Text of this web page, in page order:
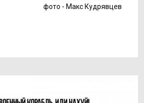
фото - Макс Кудрявцев